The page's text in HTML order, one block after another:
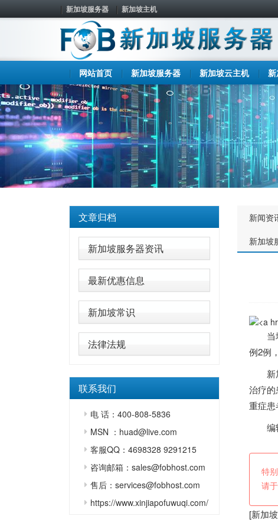
新加坡服务器 新加坡主机
网站首页 新加坡服务器 新加坡云主机
文章归档
新加坡服务器资讯
最新优惠信息
新加坡常识
法律法规
联系我们
电 话：400-808-5836
MSN ：huad@live.com
客服QQ：4698328 9291215
咨询邮箱：sales@fobhost.com
售后：services@fobhost.com
https://www.xinjiapofuwuqi.com/
新闻资
新加坡
当地
例2例
新
治疗的
重症患
编
特
请
[新加